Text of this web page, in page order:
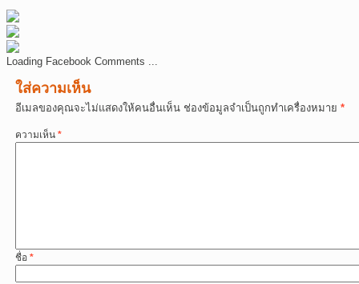
Loading Facebook Comments ...
ใส่ความเห็น
อีเมลของคุณจะไม่แสดงให้คนอื่นเห็น ช่องข้อมูลจำเป็นถูกทำเครื่องหมาย *
ความเห็น *
ชื่อ *